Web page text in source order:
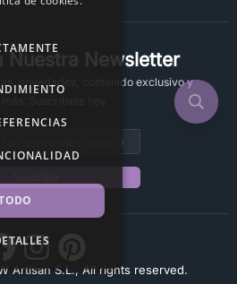
Nuestra Newsletter
novedades, contenido exclusivo y
Artisan S.L., All rights reserved.